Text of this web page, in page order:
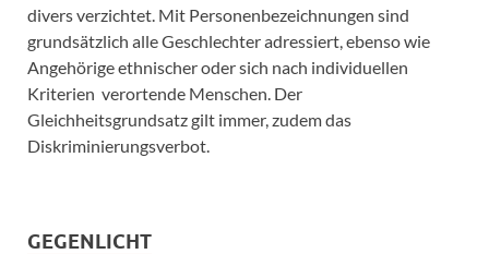
divers verzichtet. Mit Personenbezeichnungen sind
grundsätzlich alle Geschlechter adressiert, ebenso wie
Angehörige ethnischer oder sich nach individuellen
Kriterien verortende Menschen. Der
Gleichheitsgrundsatz gilt immer, zudem das
Diskriminierungsverbot.
GEGENLICHT